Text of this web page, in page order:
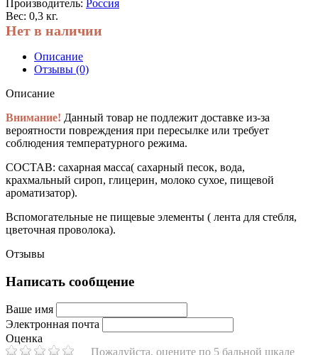
Производитель: Россия
Вес: 0,3 кг.
Нет в наличии
Описание
Отзывы (0)
Описание
Внимание! Данный товар не подлежит доставке из-за
вероятности повреждения при пересылке или требует
соблюдения температурного режима.
СОСТАВ: сахарная масса( сахарный песок, вода,
крахмальный сироп, глицерин, молоко сухое, пищевой
ароматизатор).
Вспомогательные не пищевые элементы ( лента для стебля,
цветочная проволока).
Отзывы
Написать сообщение
Ваше имя
Электронная почта
Оценка
Пожалуйста, оцените по 5 бальной шкале